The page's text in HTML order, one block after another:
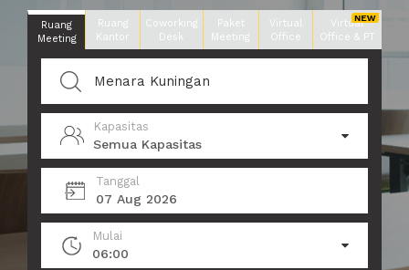
Ruang
Meeting
Ruang
Kantor
Coworking
Desk
Paket
Meeting
Virtual
Office
Virtual
Office & PT
Kapasitas
Semua Kapasitas
Tanggal
07 Aug 2026
Mulai
06:00